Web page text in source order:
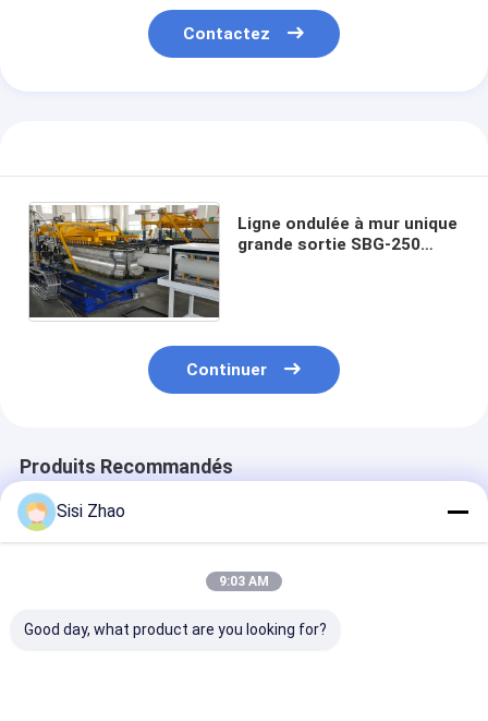
Contactez
Ligne ondulée à mur unique
grande sortie SBG-250
Continuer
Produits Recommandés
Sisi Zhao
9:03 AM
Good day, what product are you looking for?